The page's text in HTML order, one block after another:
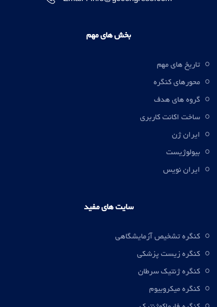
بخش های مهم
تاریخ های مهم
محورهای کنگره
گروه های هدف
ساخت اکانت کاربری
ایران ژن
بیولوژیست
ایران نویس
سایت های مفید
کنگره تشخیص آزمایشگاهی
کنگره زیست پزشکی
کنگره ژنتیک سرطان
کنگره میکروبیوم